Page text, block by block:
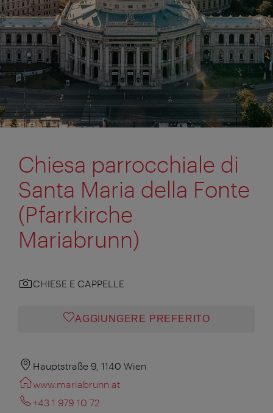
Chiesa parrocchiale di
Santa Maria della Fonte
(Pfarrkirche
Mariabrunn)
CHIESE E CAPPELLE
AGGIUNGERE PREFERITO
Hauptstraße 9, 1140 Wien
www.mariabrunn.at
+43 1 979 10 72